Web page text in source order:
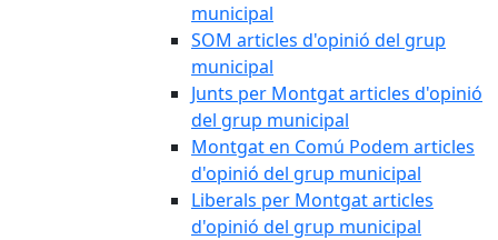
municipal
SOM articles d'opinió del grup
municipal
Junts per Montgat articles d'opinió
del grup municipal
Montgat en Comú Podem articles
d'opinió del grup municipal
Liberals per Montgat articles
d'opinió del grup municipal